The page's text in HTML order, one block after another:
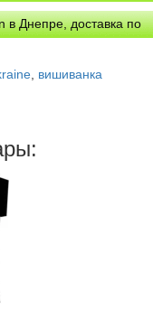
в Днепре, доставка по
, вишиванка